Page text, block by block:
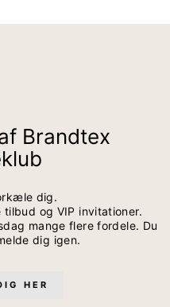
Brandtex
dig.
og VIP invitationer.
mange flere fordele. Du
dig igen.
HER